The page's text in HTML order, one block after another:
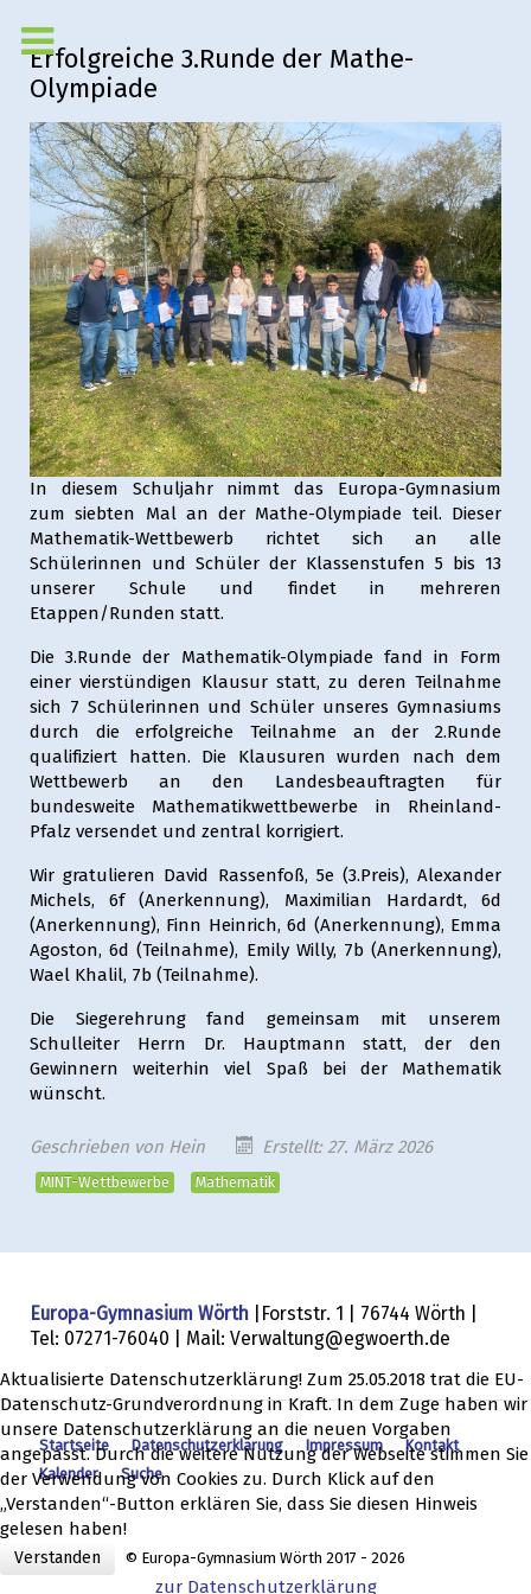
Erfolgreiche 3.Runde der Mathe-
Olympiade
In diesem Schuljahr nimmt das Europa-Gymnasium
zum siebten Mal an der Mathe-Olympiade teil. Dieser
Mathematik-Wettbewerb richtet sich an alle
Schülerinnen und Schüler der Klassenstufen 5 bis 13
unserer Schule und findet in mehreren
Etappen/Runden statt.
Die 3.Runde der Mathematik-Olympiade fand in Form
einer vierstündigen Klausur statt, zu deren Teilnahme
sich 7 Schülerinnen und Schüler unseres Gymnasiums
durch die erfolgreiche Teilnahme an der 2.Runde
qualifiziert hatten. Die Klausuren wurden nach dem
Wettbewerb an den Landesbeauftragten für
bundesweite Mathematikwettbewerbe in Rheinland-
Pfalz versendet und zentral korrigiert.
Wir gratulieren David Rassenfoß, 5e (3.Preis), Alexander
Michels, 6f (Anerkennung), Maximilian Hardardt, 6d
(Anerkennung), Finn Heinrich, 6d (Anerkennung), Emma
Agoston, 6d (Teilnahme), Emily Willy, 7b (Anerkennung),
Wael Khalil, 7b (Teilnahme).
Die Siegerehrung fand gemeinsam mit unserem
Schulleiter Herrn Dr. Hauptmann statt, der den
Gewinnern weiterhin viel Spaß bei der Mathematik
wünscht.
Geschrieben von Hein Erstellt: 27. März 2026
MINT-Wettbewerbe Mathematik
Europa-Gymnasium Wörth |Forststr. 1 | 76744 Wörth |
Tel: 07271-76040 | Mail: Verwaltung@egwoerth.de
Startseite Datenschutzerklärung Impressum
Kontakt
Kalender
Suche
© Europa-Gymnasium Wörth 2017 - 2026
Aktualisierte Datenschutzerklärung! Zum 25.05.2018 trat die EU-
Datenschutz-Grundverordnung in Kraft. In dem Zuge haben wir
unsere Datenschutzerklärung an die neuen Vorgaben
angepasst. Durch die weitere Nutzung der Webseite stimmen Sie
der Verwendung von Cookies zu. Durch Klick auf den
„Verstanden“-Button erklären Sie, dass Sie diesen Hinweis
gelesen haben!
Verstanden
zur Datenschutzerklärung